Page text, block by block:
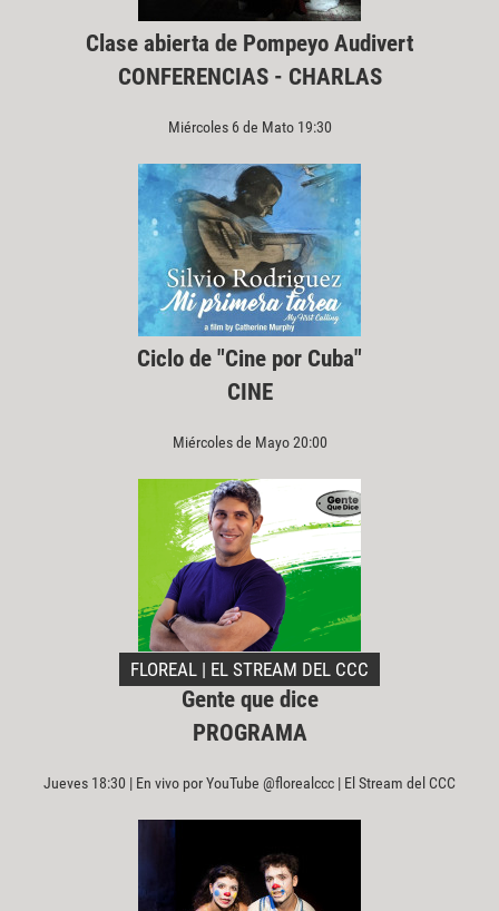
Clase abierta de Pompeyo Audivert
CONFERENCIAS - CHARLAS
Miércoles 6 de Mato 19:30
Ciclo de "Cine por Cuba"
CINE
Miércoles de Mayo 20:00
FLOREAL | EL STREAM DEL CCC
Gente que dice
PROGRAMA
Jueves 18:30 | En vivo por YouTube @florealccc | El Stream del CCC